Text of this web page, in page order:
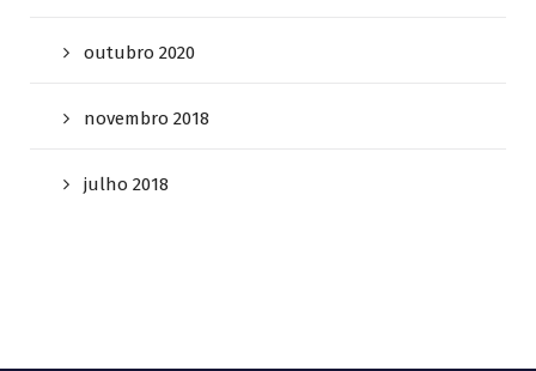
outubro 2020
novembro 2018
julho 2018